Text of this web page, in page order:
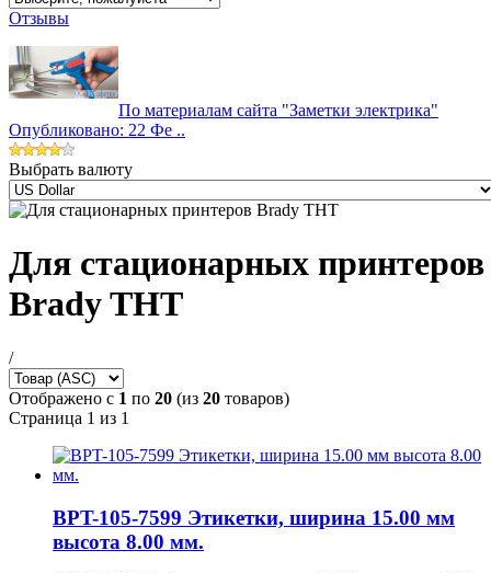
Отзывы
По материалам сайта "Заметки электрика"
Опубликовано: 22 Фе ..
Выбрать валюту
Для стационарных принтеров
Brady THT
/
Отображено с 1 по 20 (из 20 товаров)
Страница 1 из 1
BPT-105-7599 Этикетки, ширина 15.00 мм
высота 8.00 мм.